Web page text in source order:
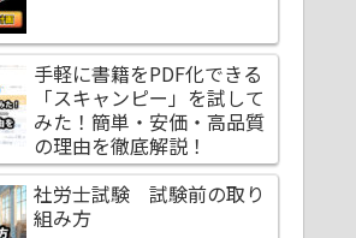
手軽に書籍をPDF化できる
「スキャンピー」を試して
みた！簡単・安価・高品質
の理由を徹底解説！
社労士試験 試験前の取り
組み方